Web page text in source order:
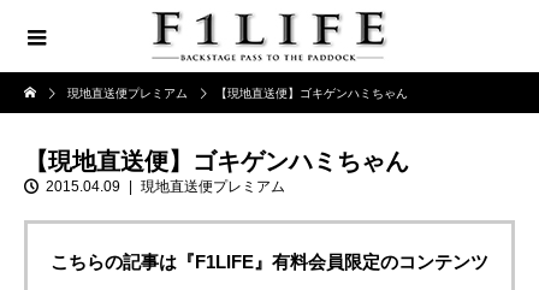
現地直送便プレミアム 【現地直送便】ゴキゲンハミちゃん
【現地直送便】ゴキゲンハミちゃん
2015.04.09 現地直送便プレミアム
こちらの記事は『F1LIFE』有料会員限定のコンテンツ